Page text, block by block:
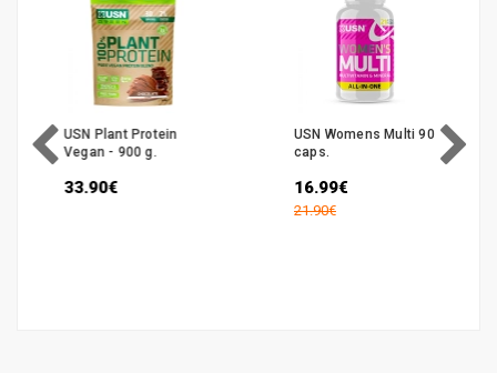
USN Plant Protein
Vegan - 900 g.
33.90€
USN Womens Multi 90
caps.
16.99€
21.90€